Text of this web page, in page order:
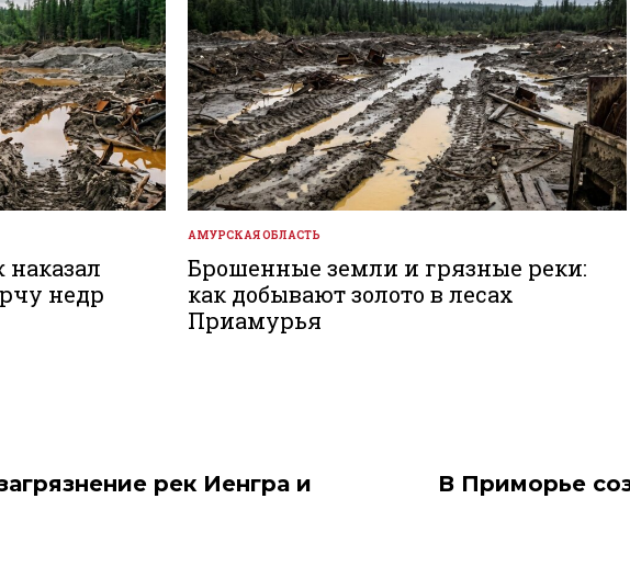
недр
ОПУБЛИКОВАНО
В
АМУРСКАЯ ОБЛАСТЬ
Брошенные земли и грязные реки:
как добывают золото в лесах
Приамурья
рек Иенгра и
В Приморье